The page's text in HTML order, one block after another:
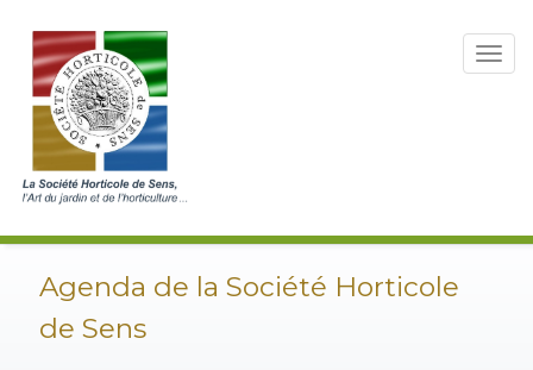
Toggle
Agenda de la Société Horticole
de Sens